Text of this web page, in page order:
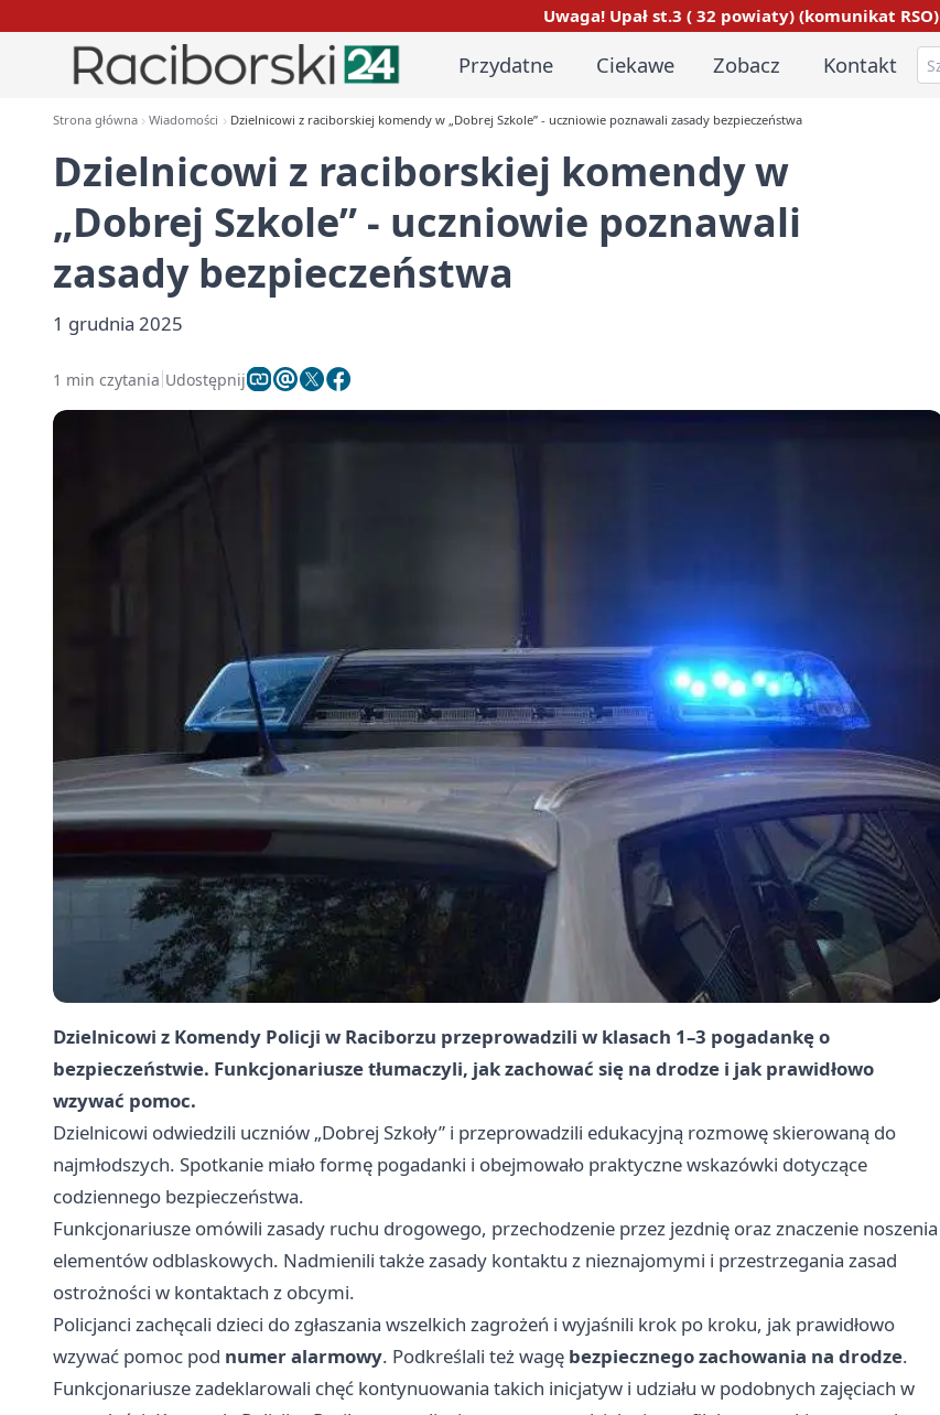
Uwaga! Upał st.3 ( 32 powiaty) (komunikat RSO)
Przydatne Ciekawe Zobacz Kontakt
Strona główna Wiadomości Dzielnicowi z raciborskiej komendy w „Dobrej Szkole” - uczniowie poznawali zasady bezpieczeństwa
Dzielnicowi z raciborskiej komendy w
„Dobrej Szkole” - uczniowie poznawali
zasady bezpieczeństwa
1 grudnia 2025
1 min czytania Udostępnij
Dzielnicowi z Komendy Policji w Raciborzu przeprowadzili w klasach 1–3 pogadankę o
bezpieczeństwie. Funkcjonariusze tłumaczyli, jak zachować się na drodze i jak prawidłowo
wzywać pomoc.
Dzielnicowi odwiedzili uczniów „Dobrej Szkoły” i przeprowadzili edukacyjną rozmowę skierowaną do
najmłodszych. Spotkanie miało formę pogadanki i obejmowało praktyczne wskazówki dotyczące
codziennego bezpieczeństwa.
Funkcjonariusze omówili zasady ruchu drogowego, przechodzenie przez jezdnię oraz znaczenie noszenia
elementów odblaskowych. Nadmienili także zasady kontaktu z nieznajomymi i przestrzegania zasad
ostrożności w kontaktach z obcymi.
Policjanci zachęcali dzieci do zgłaszania wszelkich zagrożeń i wyjaśnili krok po kroku, jak prawidłowo
wzywać pomoc pod numer alarmowy. Podkreślali też wagę bezpiecznego zachowania na drodze.
Funkcjonariusze zadeklarowali chęć kontynuowania takich inicjatyw i udziału w podobnych zajęciach w